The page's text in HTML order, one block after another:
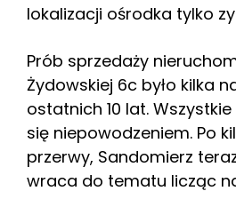
lokalizacji ośrodka tylko
Prób sprzedaży
Żydowskiej 6c było kilka
ostatnich 10 lat. Wszystkie
się niepowodzeniem. Po
przerwy, Sandomierz
wraca do tematu licząc